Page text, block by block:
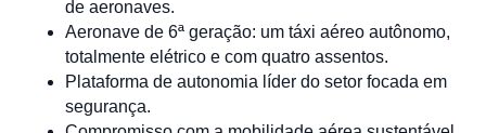
de aeronaves.
Aeronave de 6ª geração: um táxi aéreo autônomo,
totalmente elétrico e com quatro assentos.
Plataforma de autonomia líder do setor focada em
segurança.